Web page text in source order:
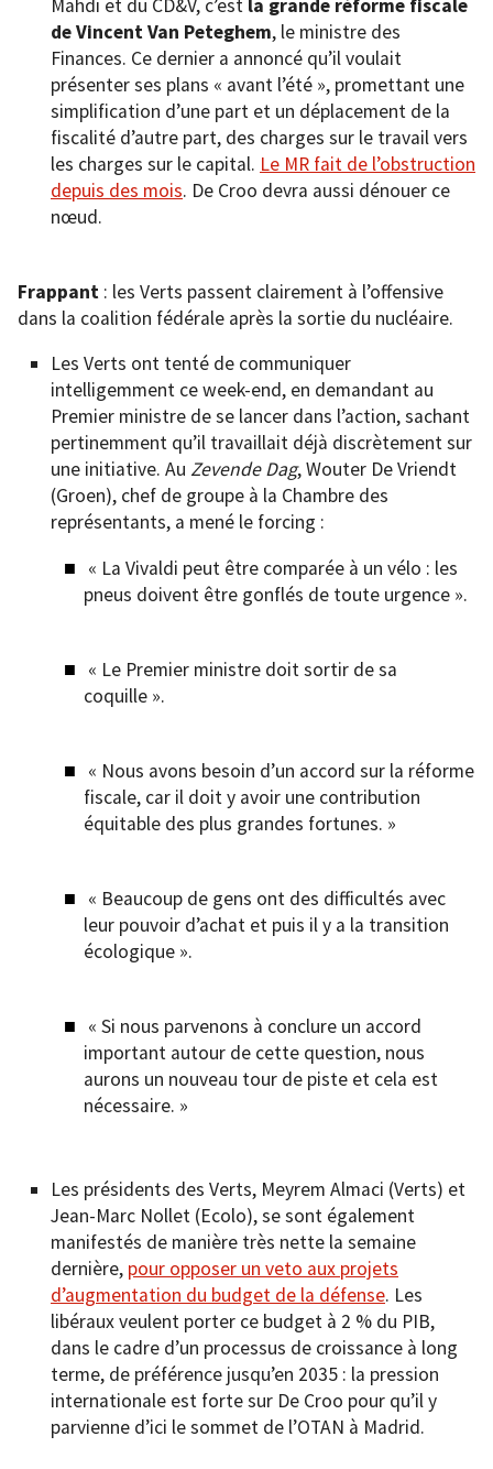
Mahdi et du CD&V, c’est la grande réforme fiscale
de Vincent Van Peteghem, le ministre des
Finances. Ce dernier a annoncé qu’il voulait
présenter ses plans « avant l’été », promettant une
simplification d’une part et un déplacement de la
fiscalité d’autre part, des charges sur le travail vers
les charges sur le capital. Le MR fait de l’obstruction
depuis des mois. De Croo devra aussi dénouer ce
nœud.
Frappant : les Verts passent clairement à l’offensive
dans la coalition fédérale après la sortie du nucléaire.
Les Verts ont tenté de communiquer
intelligemment ce week-end, en demandant au
Premier ministre de se lancer dans l’action, sachant
pertinemment qu’il travaillait déjà discrètement sur
une initiative. Au Zevende Dag, Wouter De Vriendt
(Groen), chef de groupe à la Chambre des
représentants, a mené le forcing :
« La Vivaldi peut être comparée à un vélo : les
pneus doivent être gonflés de toute urgence ».
« Le Premier ministre doit sortir de sa
coquille ».
« Nous avons besoin d’un accord sur la réforme
fiscale, car il doit y avoir une contribution
équitable des plus grandes fortunes. »
« Beaucoup de gens ont des difficultés avec
leur pouvoir d’achat et puis il y a la transition
écologique ».
« Si nous parvenons à conclure un accord
important autour de cette question, nous
aurons un nouveau tour de piste et cela est
nécessaire. »
Les présidents des Verts, Meyrem Almaci (Verts) et
Jean-Marc Nollet (Ecolo), se sont également
manifestés de manière très nette la semaine
dernière, pour opposer un veto aux projets
d’augmentation du budget de la défense. Les
libéraux veulent porter ce budget à 2 % du PIB,
dans le cadre d’un processus de croissance à long
terme, de préférence jusqu’en 2035 : la pression
internationale est forte sur De Croo pour qu’il y
parvienne d’ici le sommet de l’OTAN à Madrid.